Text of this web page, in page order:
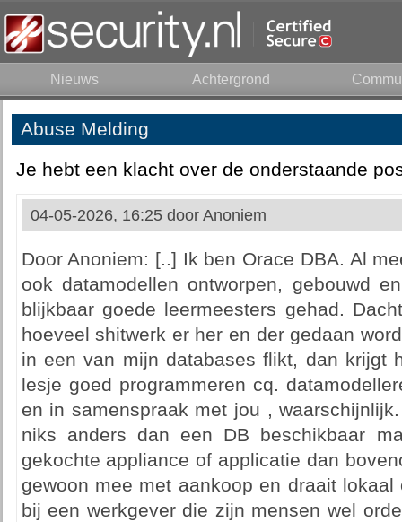
Nieuws Achtergrond
Abuse Melding
Je hebt een klacht over de onderstaande
04-05-2026, 16:25 door Anoniem
Door Anoniem: [..] Ik ben Orace DBA. Al
ook datamodellen ontworpen, gebouwd
blijkbaar goede leermeesters gehad.
hoeveel shitwerk er her en der gedaan
in een van mijn databases flikt, dan krijgt
lesje goed programmeren cq.
en in samenspraak met jou ,
niks anders dan een DB beschikbaar
gekochte appliance of applicatie dan
gewoon mee met aankoop en draait
bij een werkgever die zijn mensen wel